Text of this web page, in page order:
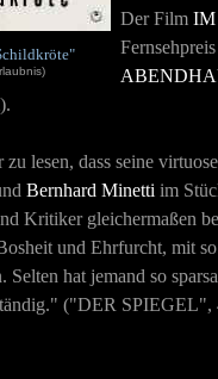
Der Film IM
).
lesen, dass seine
Bernhard Minetti im
Kritiker gleichermaßen
und Ehrfurcht, mit
hat jemand so
("DER